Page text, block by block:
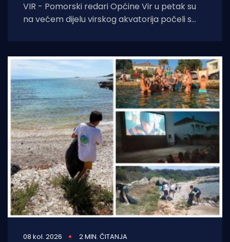
VIR - Pomorski redari Općine Vir u petak su
na većem dijelu virskog akvatorija počeli s
08 kol. 2026 2 MIN. ČITANJA